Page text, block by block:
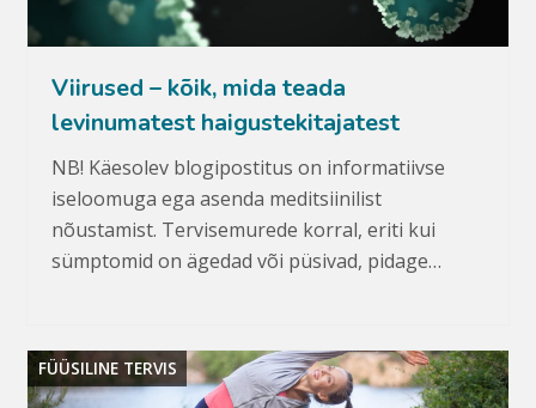
Viirused – kõik, mida teada
levinumatest haigustekitajatest
NB! Käesolev blogipostitus on informatiivse
iseloomuga ega asenda meditsiinilist
nõustamist. Tervisemurede korral, eriti kui
sümptomid on ägedad või püsivad, pidage…
FÜÜSILINE TERVIS